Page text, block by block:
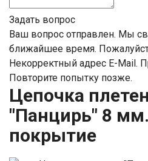
Задать вопрос
Ваш вопрос отправлен. Мы
ближайшее время.
Некорректный адрес E-Mail.
Повторите попытку позже.
Цепочка
"Панцирь" 8
покрытие